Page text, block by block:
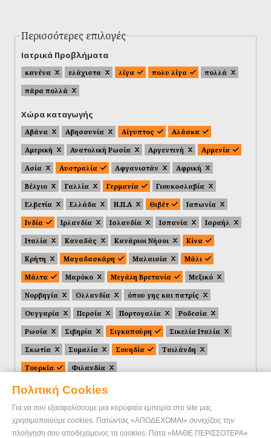
Πολιτική Cookies
Για να σου εξασφαλίσουμε μια κορυφαία εμπειρία στο site μας
χρησιμοποιούμε cookies. Πατώντας «ΑΠΟΔΕΧΟΜΑΙ» συνεχίζεις την
πλοήγηση σου αποδεχόμενος τα cookies. Πάτα «ΜΑΘΕ ΠΕΡΙΣΣΟΤΕΡΑ»
Περισσότερες επιλογές
Ιατρικά Προβλήματα
κανένα ελάχιστα λίγα πολυ λίγα
πολλά
πάρα πολλά
Χώρα καταγωγής
Αβάνα Αβησσυνία Αίγυπτος
Αλάσκα
Αμερική
Ανατολική Ρωσία Αργεντινή
Αρμενία
Ασία
Αυστραλία Αφγανιστάν
Αφρική
Βέλγιο
Γαλλία Γερμανία
Γιουκοσλαβία
Ελβετία
Ελλάδα Η.Π.Α Θιβέτ
Ιαπωνία
Ινδία
Ιρλανδία Ισλανδία Ισπανία
Ισραήλ
Ιταλία
Καναδάς Κανάριοι Νήσοι
Κίνα
Κρήτη
Μαγαδασκάρη Μαλαισία
Μάλι
Μάλτα
Μαρόκο Μεγάλη Βρετανία
Μεξικό
Νορβηγία
Ολλανδία
όπου γης και πατρίς
Ουγγαρία
Περσία Πορτογαλία
Ροδεσία
Ρωσία
Σιβηρία Σιγκαπούρη
Σικελία Ιταλία
Σκωτία
Σομαλία Σουηδία
Ταιλάνδη
Τουρκία
Φιλανδία